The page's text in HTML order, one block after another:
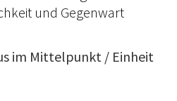
und Gegenwart
im Mittelpunkt / Einheit